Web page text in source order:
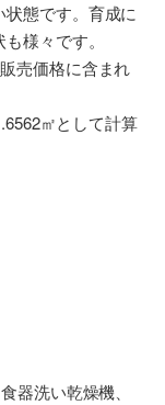
態です。育成に
様々です。
売価格に含まれ
㎡として計算
器洗い乾燥機、